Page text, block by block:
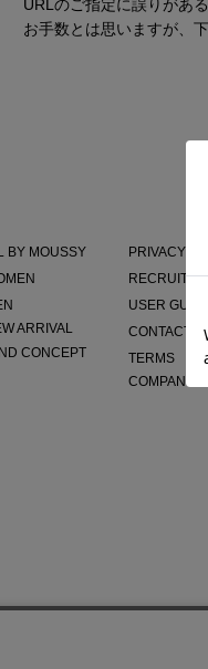
URLのご指定に誤りがあ
お手数とは思いますが、
BY MOUSSY
ARRIVAL
CONCEPT
PRIVACY
RECRUIT
USER GUIDE
CONTACT
TERMS
COMPANY